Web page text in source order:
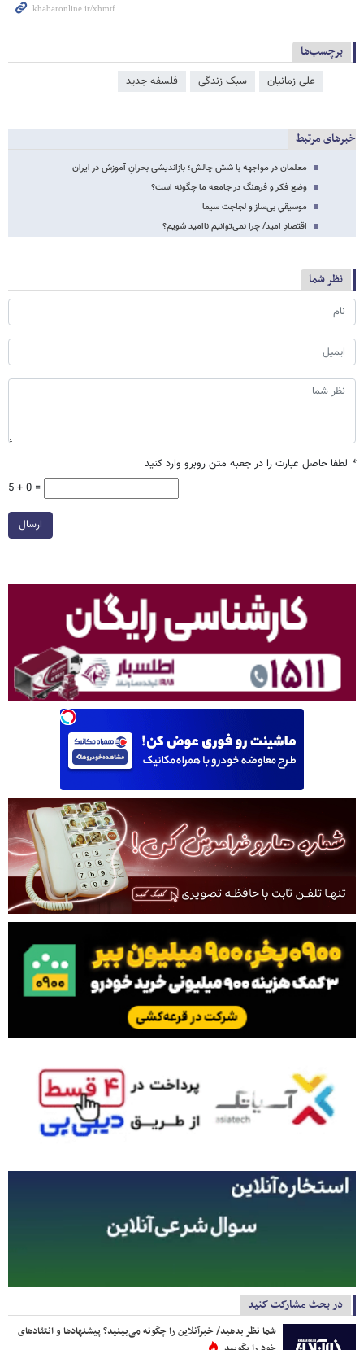
برچسب‌ها
علی زمانیان سبک زندگی فلسفه جدید
خبرهای مرتبط
معلمان در مواجهه با شش چالش؛ بازاندیشی بحرانِ آموزش در ایران
وضع فکر و فرهنگ در جامعه ما چگونه است؟
موسیقیِ بی‌ساز و لجاجت سیما
اقتصادِ امید/ چرا نمی‌توانیم ناامید شویم؟
نظر شما
* لطفا حاصل عبارت را در جعبه متن روبرو وارد کنید
5 + 0 =
ارسال
در بحث مشارکت کنید
شما نظر بدهید/ خبرآنلاین را چگونه می‌بینید؟ پیشنهادها و انتقادهای